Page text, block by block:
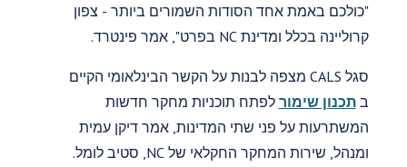
"כולכם באמת אחד הסודות השמורים ביותר - צפון
קרוליינה בכלל ומדינת NC בפרט", אמר פינטרד.
סגל CALS מצפה לבנות על הקשר הבינלאומי הקיים
בתכנון שימור לפתח תוכניות מחקר חדשות
המשתרעות על פני שתי המדינות, אמר דיקן עמית
ומנהל, שירות המחקר החקלאי של NC, סטיב לומל.